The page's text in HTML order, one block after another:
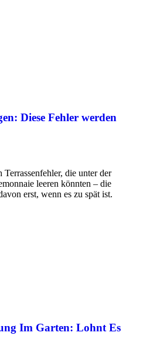
Diese Fehler werden
die unter der
leeren könnten – die
erst, wenn es zu spät ist.
Im Garten: Lohnt Es